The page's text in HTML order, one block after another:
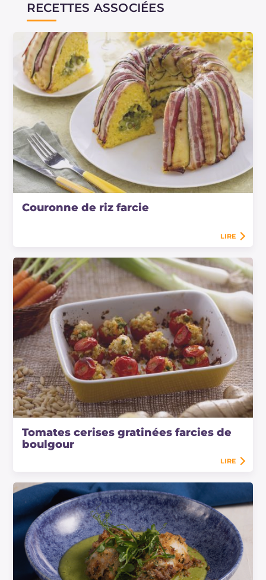
RECETTES ASSOCIÉES
Couronne de riz farcie
LIRE
Tomates cerises gratinées farcies de
boulgour
LIRE